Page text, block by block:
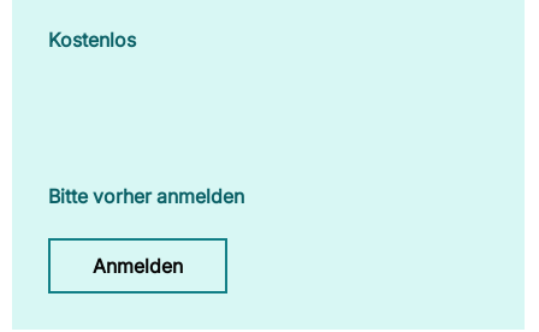
Kostenlos
Bitte vorher anmelden
Anmelden